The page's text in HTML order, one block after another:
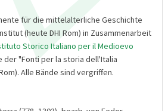
für die mittelalterliche Geschichte
(heute DHI Rom) in Zusammenarbeit
Storico Italiano per il Medioevo
der "Fonti per la storia dell'Italia
Alle Bände sind vergriffen.